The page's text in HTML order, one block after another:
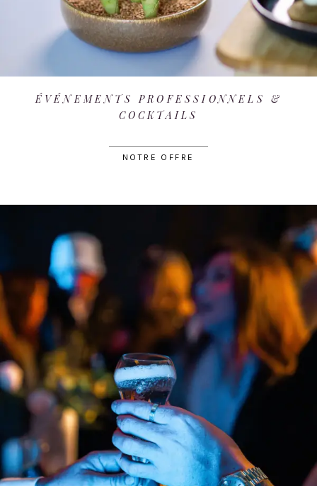
ÉVÉNEMENTS PROFESSIONNELS &
COCKTAILS
NOTRE OFFRE